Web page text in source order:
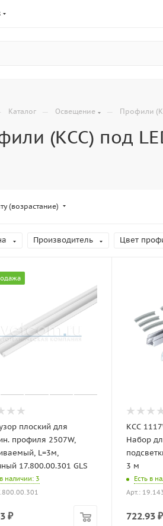
Каталог — Освещение — Профили
(КСС) под
(возрастание)
Производитель Цвет
плоский для
профиля 2507W,
L=3м,
17.800.00.301 GLS
наличии: 3
₽
КСС
Набор
3 м
Есть в
Арт.:
722.93 ₽